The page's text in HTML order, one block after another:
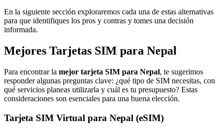
En la siguiente sección exploraremos cada una de estas alternativas
para que identifiques los pros y contras y tomes una decisión
informada.
Mejores Tarjetas SIM para Nepal
Para encontrar la mejor tarjeta SIM para Nepal, te sugerimos
responder algunas preguntas clave: ¿qué tipo de SIM necesitas, con
qué servicios planeas utilizarla y cuál es tu presupuesto? Estas
consideraciones son esenciales para una buena elección.
Tarjeta SIM Virtual para Nepal (eSIM)